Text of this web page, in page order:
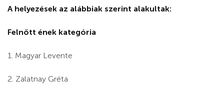
A helyezések az alábbiak szerint alakultak:
Felnőtt ének kategória
1. Magyar Levente
2. Zalatnay Gréta